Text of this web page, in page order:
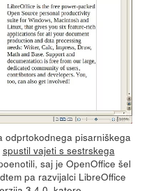
odprtokodnega pisarniškega
spustil vajeti s sestrskega
saj je OpenOffice šel
pa razvijalci LibreOffice